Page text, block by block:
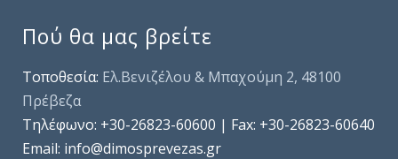
Πού θα μας βρείτε
Τοποθεσία: Ελ.Βενιζέλου & Μπαχούμη 2, 48100
Πρέβεζα
Τηλέφωνo: +30-26823-60600 | Fax: +30-26823-60640
Email: info@dimosprevezas.gr